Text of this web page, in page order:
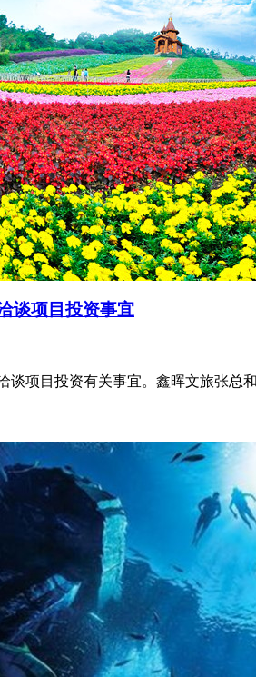
谈项目投资事宜
谈项目投资有关事宜。鑫晖文旅张